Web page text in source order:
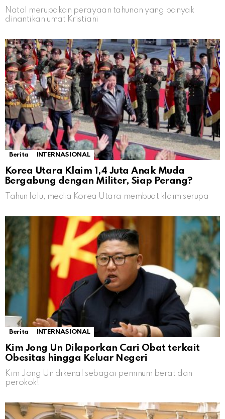
Natal merupakan perayaan tahunan yang banyak
dinantikan umat Kristiani
Berita INTERNASIONAL
Korea Utara Klaim 1,4 Juta Anak Muda
Bergabung dengan Militer, Siap Perang?
Tahun lalu, media Korea Utara membuat klaim serupa
Berita INTERNASIONAL
Kim Jong Un Dilaporkan Cari Obat terkait
Obesitas hingga Keluar Negeri
Kim Jong Un dikenal sebagai peminum berat dan
perokok!